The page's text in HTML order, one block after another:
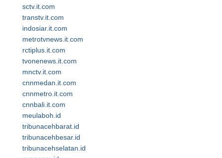
sctv.it.com
transtv.it.com
indosiar.it.com
metrotvnews.it.com
rctiplus.it.com
tvonenews.it.com
mnctv.it.com
cnnmedan.it.com
cnnmetro.it.com
cnnbali.it.com
meulaboh.id
tribunacehbarat.id
tribunacehbesar.id
tribunacehselatan.id